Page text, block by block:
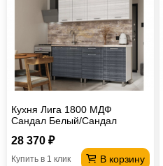
Кухня Лига 1800 МДФ
Сандал Белый/Сандал
28 370 ₽
В корзину
Купить в 1 клик